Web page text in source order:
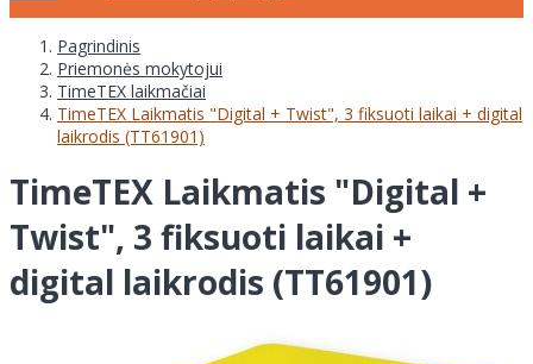
Pagrindinis
Priemonės mokytojui
TimeTEX laikmačiai
TimeTEX Laikmatis "Digital + Twist", 3 fiksuoti laikai + digital
laikrodis (TT61901)
TimeTEX Laikmatis "Digital +
Twist", 3 fiksuoti laikai +
digital laikrodis (TT61901)